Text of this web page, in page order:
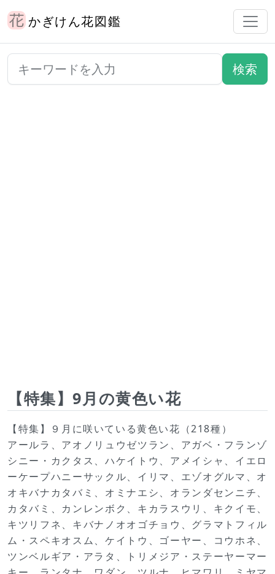
かぎけん花図鑑
【特集】9月の黄色い花
【特集】９月に咲いている黄色い花（218種）
アールラ、アオノリュウゼツラン、アガベ・フランゾ
シニー・カクタス、ハケイトウ、アメイシャ、イエロ
ーケープハニーサックル、イリマ、エゾオグルマ、オ
オキバナカタバミ、オミナエシ、オランダセンニチ、
カタバミ、カンレンボク、キカラスウリ、キクイモ、
キツリフネ、キバナノオオゴチョウ、グラマトフィル
ム・スペキオスム、ケイトウ、ゴーヤー、コウホネ、
ツンベルギア・アラタ、トリメジア・ステーヤーマー